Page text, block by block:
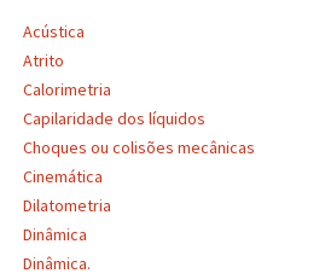
Acústica
Atrito
Calorimetria
Capilaridade dos líquidos
Choques ou colisões mecânicas
Cinemática
Dilatometria
Dinâmica
Dinâmica.